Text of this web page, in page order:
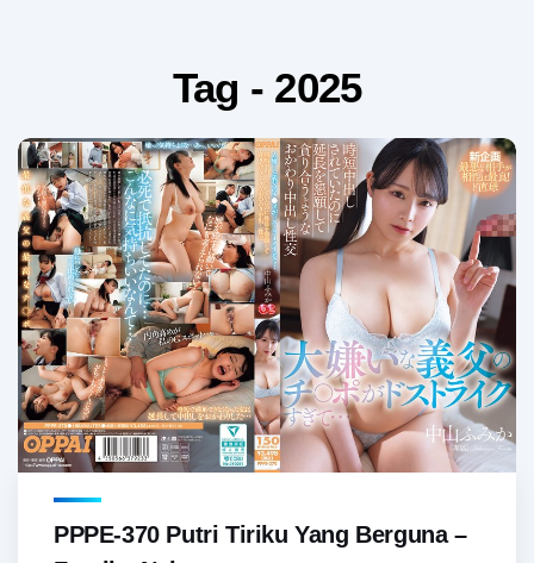
Tag - 2025
PPPE-370 Putri Tiriku Yang Berguna –